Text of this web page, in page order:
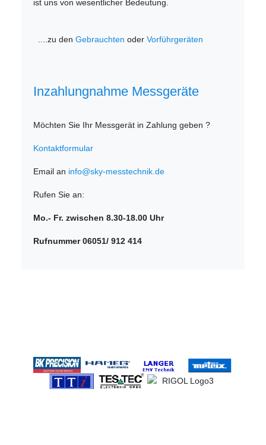
ist uns von wesentlicher Bedeutung.
....zu denGebrauchten oderVorführgeräten
Inzahlungnahme Messgeräte
Möchten Sie Ihr Messgerät in Zahlung geben ?
Kontaktformular
Email an info@sky-messtechnik.de
Rufen Sie an:
Mo.- Fr. zwischen 8.30-18.00 Uhr
Rufnummer 06051/ 912 414